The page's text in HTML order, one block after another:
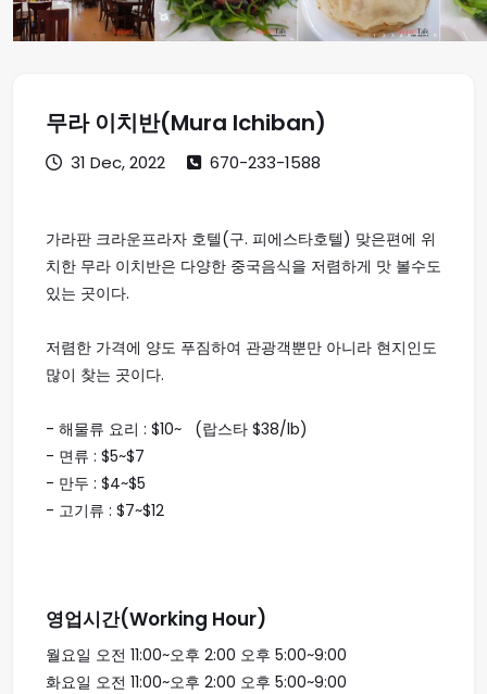
1 2 3 4 5 6 7 8
무라 이치반(Mura Ichiban)
31 Dec, 2022 670-233-1588
가라판 크라운프라자 호텔(구. 피에스타호텔) 맞은편에 위
치한 무라 이치반은 다양한 중국음식을 저렴하게 맛 볼수도
있는 곳이다.
저렴한 가격에 양도 푸짐하여 관광객뿐만 아니라 현지인도
많이 찾는 곳이다.
- 해물류 요리 : $10~ (랍스타 $38/lb)
- 면류 : $5~$7
- 만두 : $4~$5
- 고기류 : $7~$12
영업시간(Working Hour)
월요일 오전 11:00~오후 2:00 오후 5:00~9:00
화요일 오전 11:00~오후 2:00 오후 5:00~9:00